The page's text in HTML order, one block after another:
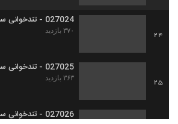
24
027024 - تندخوانی سری چهارم
۳۷۰ بازدید
25
027025 - تندخوانی سری چهارم
۳۶۳ بازدید
027026 - تندخوانی سری چهارم